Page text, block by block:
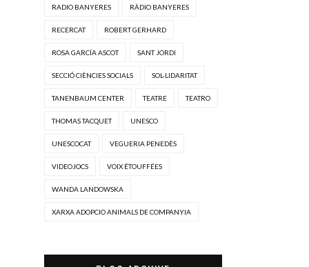
RADIO BANYERES RÀDIO BANYERES
RECERCAT ROBERT GERHARD
ROSA GARCÍA ASCOT SANT JORDI
SECCIÓ CIÈNCIES SOCIALS SOL·LIDARITAT
TANENBAUM CENTER TEATRE TEATRO
THOMAS TACQUET UNESCO
UNESCOCAT VEGUERIA PENEDÈS
VIDEOJOCS VOIX ÉTOUFFÉES
WANDA LANDOWSKA
XARXA ADOPCIO ANIMALS DE COMPANYIA